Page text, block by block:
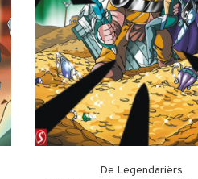
De Legendariërs